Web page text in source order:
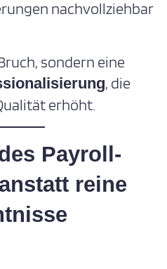
nachvollziehbar
sondern eine
, die
erhöht.
Payroll-
reine